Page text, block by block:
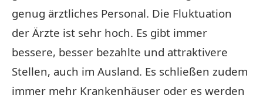
genug ärztliches Personal. Die Fluktuation
der Ärzte ist sehr hoch. Es gibt immer
bessere, besser bezahlte und attraktivere
Stellen, auch im Ausland. Es schließen zudem
immer mehr Krankenhäuser oder es werden